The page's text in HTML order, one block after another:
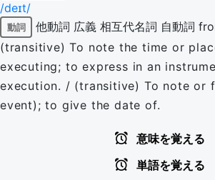
/deɪt/
動詞 他動詞 広義 相互代名詞 自動詞
(transitive) To note the time or
executing; to express in an
execution. / (transitive) To note or
event); to give the date of.
意味を覚える
単語を覚える